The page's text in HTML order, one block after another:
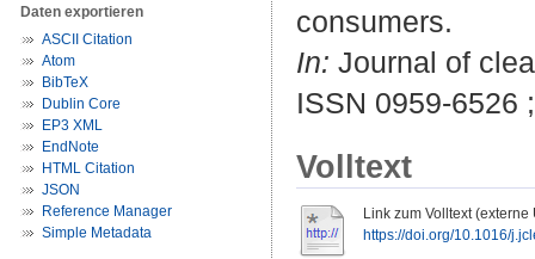
Daten exportieren
ASCII Citation
Atom
BibTeX
Dublin Core
EP3 XML
EndNote
HTML Citation
JSON
Reference Manager
Simple Metadata
consumers.
In: Journal of
ISSN 0959-6526
Volltext
Link zum Volltext (externe
https://doi.org/10.1016/